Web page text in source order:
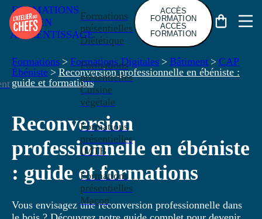
FORMATIONS
EN
APPRENTISSAGE
Formations
présentielles
Diététique
Formations
présentielles
Cuisine
végétale
Formations
présentielles
IMTB
Formations
présentielles
Maçon
ACCÈS
FORMATION
ACCÈS
FORMATION
Formations > Formations Digitales > Bâtiment > CAP
Ébéniste > Reconversion professionnelle en ébéniste :
guide et formations
Reconversion
professionnelle en ébéniste
: guide et formations
Vous envisagez une reconversion professionnelle dans